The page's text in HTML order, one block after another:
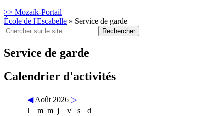
>> Mozaïk-Portail
École de l'Escabelle » Service de garde
Rechercher
:
Service de garde
Calendrier d'activités
◀ Août 2026 ▷
l
m m j v s
d